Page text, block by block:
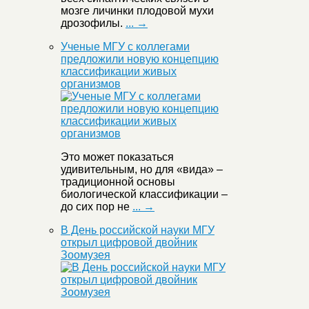
мозге личинки плодовой мухи
дрозофилы. ... →
Ученые МГУ с коллегами
предложили новую концепцию
классификации живых
организмов
Это может показаться
удивительным, но для «вида» –
традиционной основы
биологической классификации –
до сих пор не ... →
В День российской науки МГУ
открыл цифровой двойник
Зоомузея